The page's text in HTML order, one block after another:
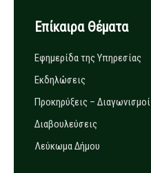
Επίκαιρα Θέματα
Εφημερίδα της Υπηρεσίας
Εκδηλώσεις
Προκηρύξεις – Διαγωνισμοί
Διαβουλεύσεις
Λεύκωμα Δήμου